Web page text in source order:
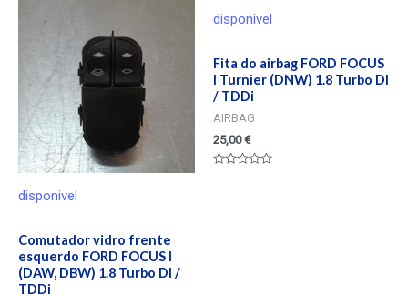
5
disponivel
Comutador vidro frente
esquerdo FORD FOCUS I
(DAW, DBW) 1.8 Turbo DI /
TDDi
disponivel
Fita do airbag FORD FOCUS
I Turnier (DNW) 1.8 Turbo DI
/ TDDi
AIRBAG
25,00€